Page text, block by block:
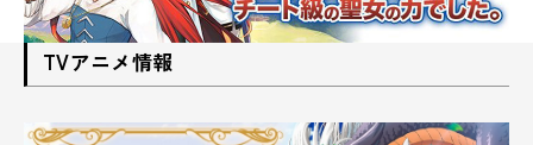
TVアニメ情報